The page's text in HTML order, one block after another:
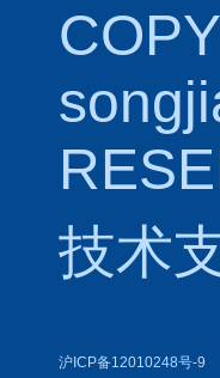
技术
沪ICP备12010248号-9